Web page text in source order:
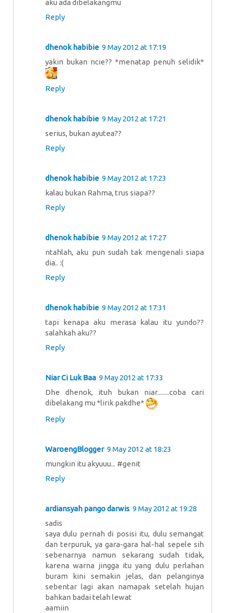
aku ada dibelakangmu
Reply
dhenok habibie 9 May 2012 at 17:19
yakin bukan ncie?? *menatap penuh selidik*
Reply
dhenok habibie 9 May 2012 at 17:21
serius, bukan ayutea??
Reply
dhenok habibie 9 May 2012 at 17:23
kalau bukan Rahma, trus siapa??
Reply
dhenok habibie 9 May 2012 at 17:27
ntahlah, aku pun sudah tak mengenali siapa
dia.. :(
Reply
dhenok habibie 9 May 2012 at 17:31
tapi kenapa aku merasa kalau itu yundo??
salahkah aku??
Reply
Niar Ci Luk Baa 9 May 2012 at 17:33
Dhe dhenok, ituh bukan niar........coba cari
dibelakang mu *lirik pakdhe*
Reply
WaroengBlogger 9 May 2012 at 18:23
mungkin itu akyuuu... #genit
Reply
ardiansyah pango darwis 9 May 2012 at 19:28
sadis
saya dulu pernah di posisi itu, dulu semangat
dan terpuruk, ya gara-gara hal-hal sepele sih
sebenarnya namun sekarang sudah tidak,
karena warna jingga itu yang dulu perlahan
buram kini semakin jelas, dan pelanginya
sebentar lagi akan namapak setelah hujan
bahkan badai telah lewat
aamiin